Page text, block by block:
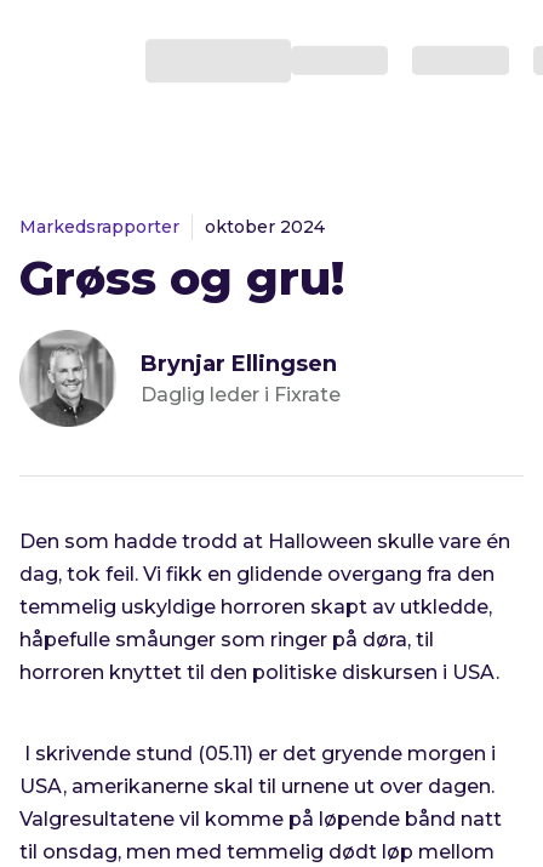
Markedsrapporter oktober 2024
Grøss og gru!
Brynjar Ellingsen
Daglig leder i Fixrate
Den som hadde trodd at Halloween skulle vare én
dag, tok feil. Vi fikk en glidende overgang fra den
temmelig uskyldige horroren skapt av utkledde,
håpefulle småunger som ringer på døra, til
horroren knyttet til den politiske diskursen i USA.
I skrivende stund (05.11) er det gryende morgen i
USA, amerikanerne skal til urnene ut over dagen.
Valgresultatene vil komme på løpende bånd natt
til onsdag, men med temmelig dødt løp mellom